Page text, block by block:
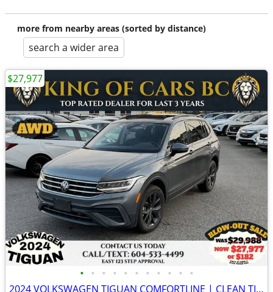
more from nearby areas (sorted by distance)
search a wider area
• • • • • • • • • • •
2024 VOLKSWAGEN TIGUAN COMFORTLINE | CLEAN TITLE | LOW KMs | FINANCE |
$27,977